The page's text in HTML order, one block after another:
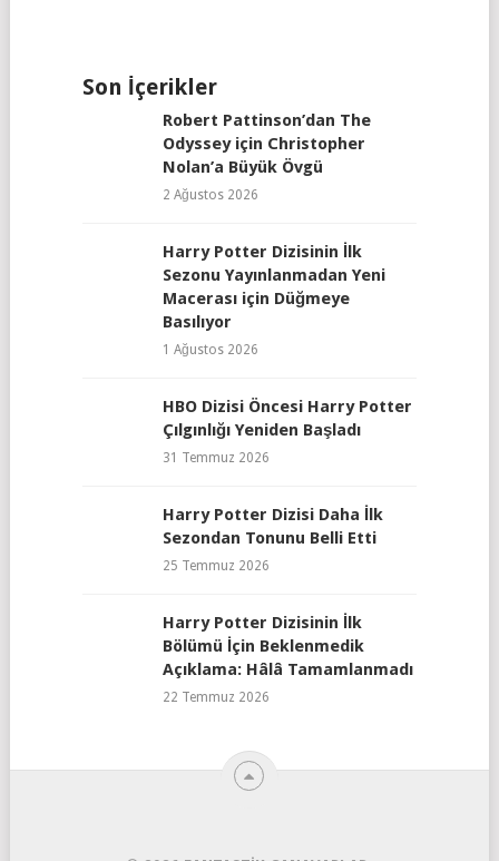
Son İçerikler
Robert Pattinson’dan The
Odyssey için Christopher
Nolan’a Büyük Övgü
2 Ağustos 2026
Harry Potter Dizisinin İlk
Sezonu Yayınlanmadan Yeni
Macerası için Düğmeye
Basılıyor
1 Ağustos 2026
HBO Dizisi Öncesi Harry Potter
Çılgınlığı Yeniden Başladı
31 Temmuz 2026
Harry Potter Dizisi Daha İlk
Sezondan Tonunu Belli Etti
25 Temmuz 2026
Harry Potter Dizisinin İlk
Bölümü İçin Beklenmedik
Açıklama: Hâlâ Tamamlanmadı
22 Temmuz 2026